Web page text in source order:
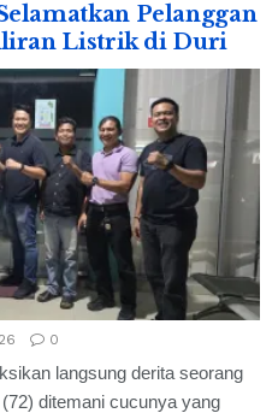
Pelanggan
Listrik di Duri
0
langsung derita seorang
ditemani cucunya yang